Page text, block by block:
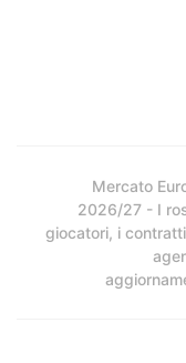
Mercato
2026/27 - I
giocatori, i